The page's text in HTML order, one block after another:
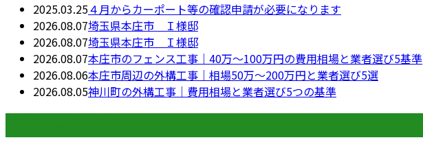
2025.03.25４月からカーポート等の確認申請が必要になります
2026.08.07埼玉県本庄市 Ｉ様邸
2026.08.07埼玉県本庄市 Ｉ様邸
2026.08.07本庄市のフェンス工事｜40万〜100万円の費用相場と業者選び5基準
2026.08.06本庄市周辺の外構工事｜相場50万〜200万円と業者選び5選
2026.08.05神川町の外構工事｜費用相場と業者選び5つの基準